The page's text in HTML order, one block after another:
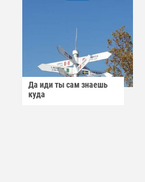
Да иди ты сам знаешь
куда